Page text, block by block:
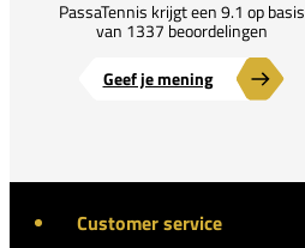
PassaTennis krijgt een 9.1 op basis
van 1337 beoordelingen
Geef je mening
Customer service